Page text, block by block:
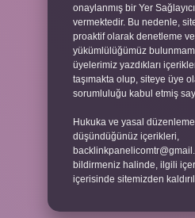
onaylanmış bir Yer
vermektedir. Bu nedenle,
proaktif olarak denetleme
yükümlülüğümüz
üyelerimiz yazdıkları
taşımakta olup, siteye üye
sorumluluğu kabul etmiş
Hukuka ve yasal
düşündüğünüz içerikleri,
bildirmeniz halinde, ilgili
içerisinde sitemizden